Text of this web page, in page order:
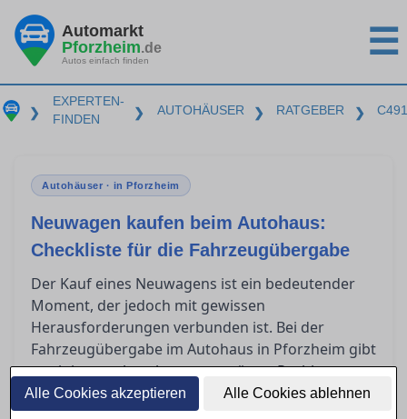
Alle Cookies akzeptieren Alle Cookies ablehnen
Automarkt
Pforzheim.de
Autos einfach finden ☰
❯
EXPERTEN-
FINDEN
❯ AUTOHÄUSER ❯ RATGEBER ❯
Autohäuser · in Pforzheim
Neuwagen kaufen beim Autohaus:
Checkliste für die Fahrzeugübergabe
Der Kauf eines Neuwagens ist ein bedeutender
Moment, der jedoch mit gewissen
Herausforderungen verbunden ist. Bei der
Fahrzeugübergabe im Autohaus in Pforzheim gibt
es einiges zu beachten, um spätere Probleme zu
vermeiden. Diese Checkliste hilft Ihnen, die
Übergaben reibungslos zu gestalten, indem sie